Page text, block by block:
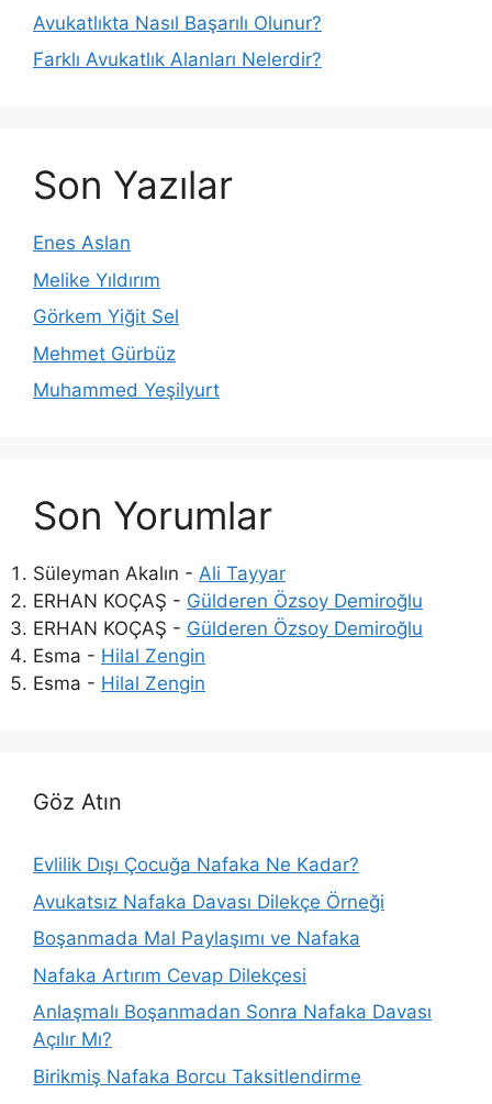
Avukatlıkta Nasıl Başarılı Olunur?
Farklı Avukatlık Alanları Nelerdir?
Son Yazılar
Enes Aslan
Melike Yıldırım
Görkem Yiğit Sel
Mehmet Gürbüz
Muhammed Yeşilyurt
Son Yorumlar
Süleyman Akalın - Ali Tayyar
ERHAN KOÇAŞ - Gülderen Özsoy Demiroğlu
ERHAN KOÇAŞ - Gülderen Özsoy Demiroğlu
Esma - Hilal Zengin
Esma - Hilal Zengin
Göz Atın
Evlilik Dışı Çocuğa Nafaka Ne Kadar?
Avukatsız Nafaka Davası Dilekçe Örneği
Boşanmada Mal Paylaşımı ve Nafaka
Nafaka Artırım Cevap Dilekçesi
Anlaşmalı Boşanmadan Sonra Nafaka Davası
Açılır Mı?
Birikmiş Nafaka Borcu Taksitlendirme